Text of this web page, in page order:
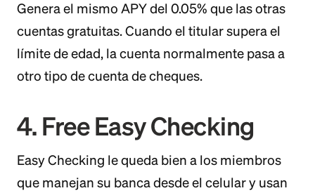
Genera el mismo APY del 0.05% que las otras
cuentas gratuitas. Cuando el titular supera el
límite de edad, la cuenta normalmente pasa a
otro tipo de cuenta de cheques.
4. Free Easy Checking
Easy Checking le queda bien a los miembros
que manejan su banca desde el celular y usan